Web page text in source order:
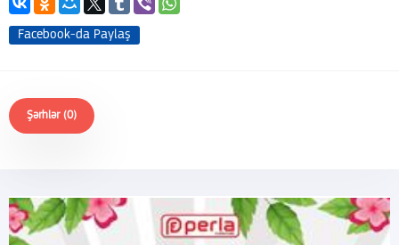
Facebook-da Paylaş
Şərhlər (0)